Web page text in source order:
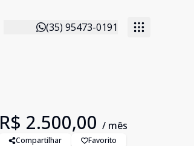
(35) 95473-0191
R$ 2.500,00 / mês
Compartilhar Favorito